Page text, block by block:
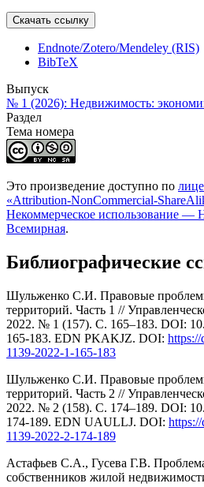
Скачать ссылку
Endnote/Zotero/Mendeley (RIS)
BibTeX
Выпуск
№ 1 (2026): Недвижимость:
Раздел
Тема номера
Это произведение доступно по
«Attribution-NonCommercial-
Некоммерческое использование —
Всемирная.
Библиографические
Шульженко С.И. Правовые
территорий. Часть 1 //
2022. № 1 (157). С. 165–183. DOI:
165-183. EDN PKAKJZ. DOI:
1139-2022-1-165-183
Шульженко С.И. Правовые
территорий. Часть 2 //
2022. № 2 (158). С. 174–189. DOI:
174-189. EDN UAULLJ. DOI:
1139-2022-2-174-189
Астафьев С.А., Гусева Г.В.
собственников жилой